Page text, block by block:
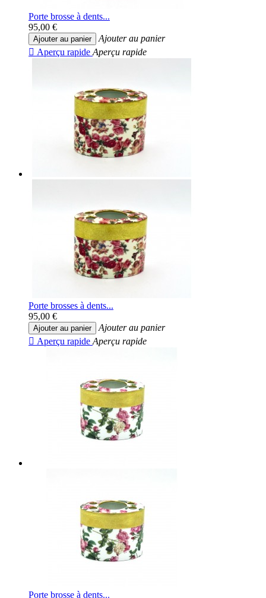
Porte brosse à dents...
95,00 €
Ajouter au panier
Ajouter au panier
 Aperçu rapide Aperçu rapide
Porte brosses à dents...
95,00 €
Ajouter au panier
Ajouter au panier
 Aperçu rapide Aperçu rapide
Porte brosse à dents...